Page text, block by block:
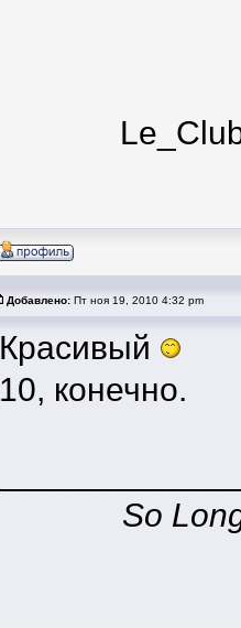
Добавлено: Пт ноя 19, 2010 4:32 pm
Красивый
10, конечно.
So